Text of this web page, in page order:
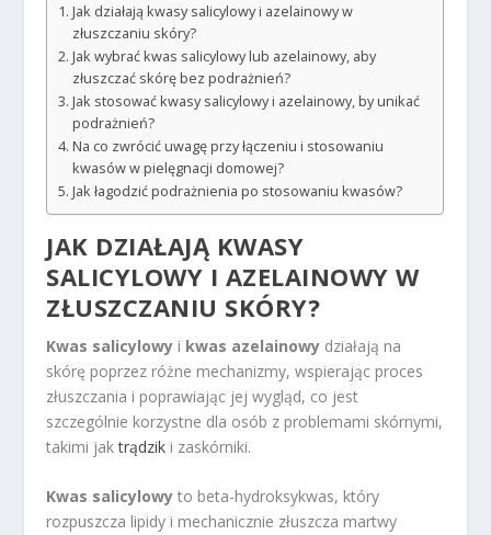
Jak działają kwasy salicylowy i azelainowy w
złuszczaniu skóry?
Jak wybrać kwas salicylowy lub azelainowy, aby
złuszczać skórę bez podrażnień?
Jak stosować kwasy salicylowy i azelainowy, by unikać
podrażnień?
Na co zwrócić uwagę przy łączeniu i stosowaniu
kwasów w pielęgnacji domowej?
Jak łagodzić podrażnienia po stosowaniu kwasów?
JAK DZIAŁAJĄ KWASY
SALICYLOWY I AZELAINOWY W
ZŁUSZCZANIU SKÓRY?
Kwas salicylowy i kwas azelainowy działają na
skórę poprzez różne mechanizmy, wspierając proces
złuszczania i poprawiając jej wygląd, co jest
szczególnie korzystne dla osób z problemami skórnymi,
takimi jaktrądzik i zaskórniki.
Kwas salicylowy to beta-hydroksykwas, który
rozpuszcza lipidy i mechanicznie złuszcza martwy